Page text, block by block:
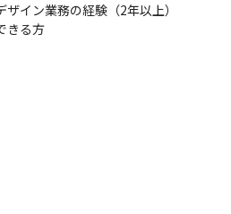
イン業務の経験（2年以上）
きる方